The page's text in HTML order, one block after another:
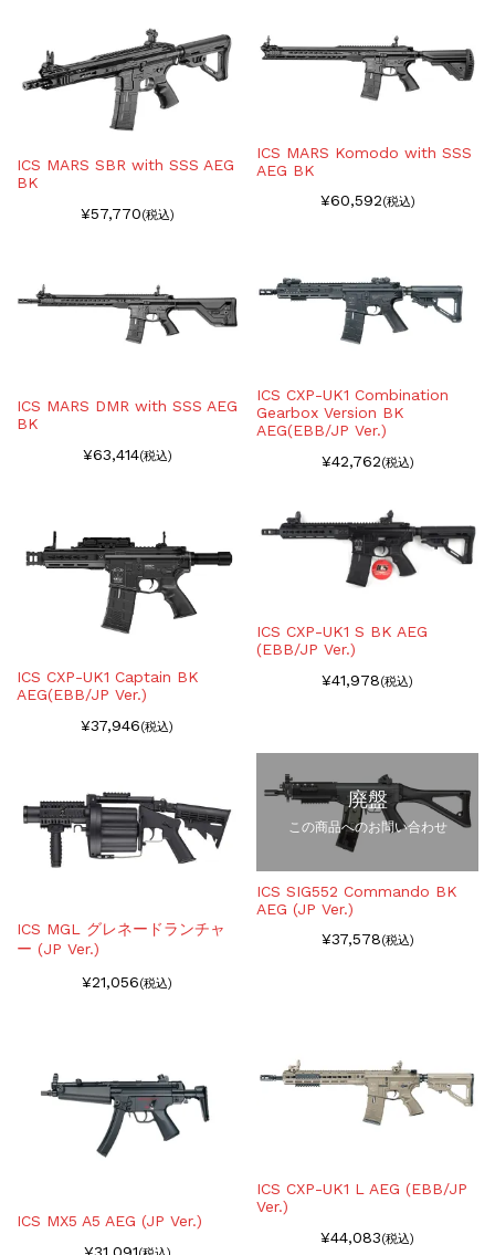
ICS MARS SBR with SSS AEG
BK
¥57,770(税込)
ICS MARS Komodo with SSS
AEG BK
¥60,592(税込)
ICS MARS DMR with SSS AEG
BK
¥63,414(税込)
ICS CXP-UK1 Combination
Gearbox Version BK
AEG(EBB/JP Ver.)
¥42,762(税込)
ICS CXP-UK1 Captain BK
AEG(EBB/JP Ver.)
¥37,946(税込)
ICS CXP-UK1 S BK AEG
(EBB/JP Ver.)
¥41,978(税込)
ICS MGL グレネードランチャ
ー (JP Ver.)
¥21,056(税込)
廃盤
この商品へのお問い合わせ
ICS SIG552 Commando BK
AEG (JP Ver.)
¥37,578(税込)
ICS MX5 A5 AEG (JP Ver.)
ICS CXP-UK1 L AEG (EBB/JP
Ver.)
¥44,083(税込)